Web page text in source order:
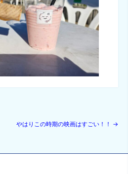
やはりこの時期の映画はすごい！！ →